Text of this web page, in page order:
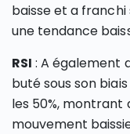
baisse et a
une tendance
RSI : A également
buté sous son
les 50%, montrant
mouvement